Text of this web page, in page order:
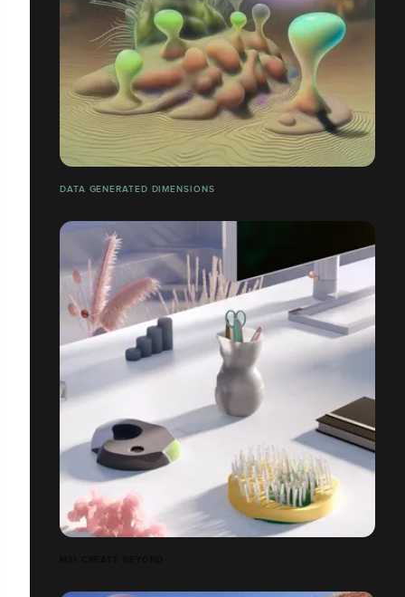
DATA GENERATED DIMENSIONS